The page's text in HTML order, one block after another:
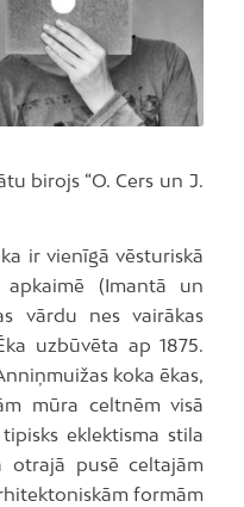
birojs “O. Cers un J.
ir vienīgā vēsturiskā
(Imantā un
vārdu nes vairākas
uzbūvēta ap 1875.
koka ēkas,
mūra celtnēm visā
eklektisma stila
otrajā pusē celtajām
formām